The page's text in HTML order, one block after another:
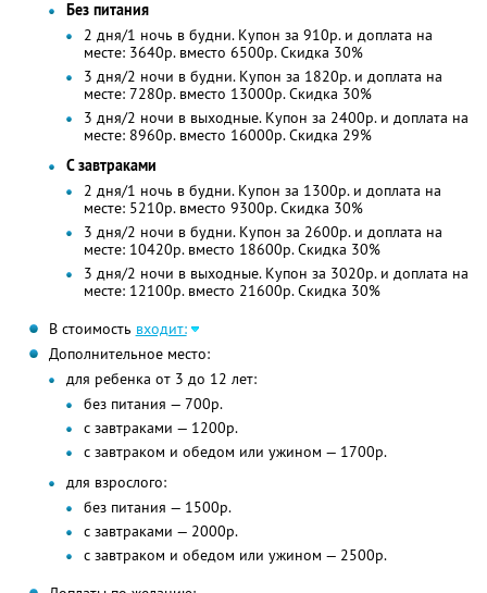
Без питания
2 дня/1 ночь в будни. Купон за 910р. и доплата на
месте: 3640р. вместо 6500р. Скидка 30%
3 дня/2 ночи в будни. Купон за 1820р. и доплата на
месте: 7280р. вместо 13000р. Скидка 30%
3 дня/2 ночи в выходные. Купон за 2400р. и доплата на
месте: 8960р. вместо 16000р. Скидка 29%
С завтраками
2 дня/1 ночь в будни. Купон за 1300р. и доплата на
месте: 5210р. вместо 9300р. Скидка 30%
3 дня/2 ночи в будни. Купон за 2600р. и доплата на
месте: 10420р. вместо 18600р. Скидка 30%
3 дня/2 ночи в выходные. Купон за 3020р. и доплата на
месте: 12100р. вместо 21600р. Скидка 30%
В стоимость входит:
Дополнительное место:
для ребенка от 3 до 12 лет:
без питания — 700р.
с завтраками — 1200р.
с завтраком и обедом или ужином — 1700р.
для взрослого:
без питания — 1500р.
с завтраками — 2000р.
с завтраком и обедом или ужином — 2500р.